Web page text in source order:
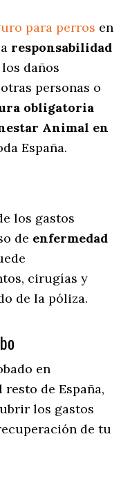
para perros en
responsabilidad
daños
personas o
obligatoria
Animal en
España.
los gastos
de enfermedad
cirugías y
de la póliza.
en
de España,
los gastos
de tu